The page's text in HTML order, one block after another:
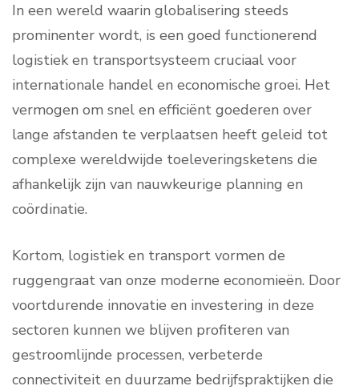
In een wereld waarin globalisering steeds
prominenter wordt, is een goed functionerend
logistiek en transportsysteem cruciaal voor
internationale handel en economische groei. Het
vermogen om snel en efficiënt goederen over
lange afstanden te verplaatsen heeft geleid tot
complexe wereldwijde toeleveringsketens die
afhankelijk zijn van nauwkeurige planning en
coördinatie.
Kortom, logistiek en transport vormen de
ruggengraat van onze moderne economieën. Door
voortdurende innovatie en investering in deze
sectoren kunnen we blijven profiteren van
gestroomlijnde processen, verbeterde
connectiviteit en duurzame bedrijfspraktijken die